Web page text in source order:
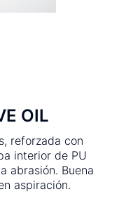
OIL
reforzada con
interior de PU
abrasión. Buena
aspiración.